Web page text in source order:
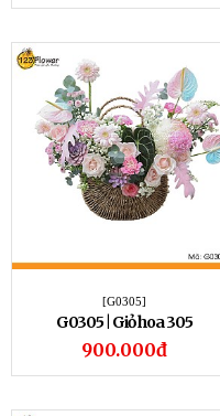
[G0305]
G0305 | Giỏ hoa 305
900.000đ